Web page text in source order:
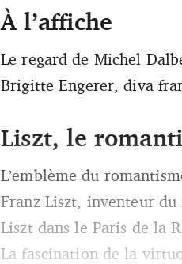
À l’affiche
Le regard de Michel
Brigitte Engerer, diva
Liszt, le
L’emblème du
Franz Liszt, inventeur
Liszt dans le Paris de la
La fascination de la